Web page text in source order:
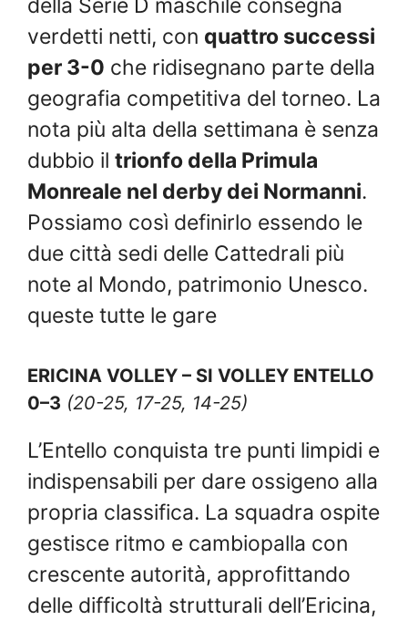
verdetti netti, con quattro successi
per 3-0 che ridisegnano parte della
geografia competitiva del torneo. La
nota più alta della settimana è senza
dubbio il trionfo della Primula
Monreale nel derby dei Normanni.
Possiamo così definirlo essendo le
due città sedi delle Cattedrali più
note al Mondo, patrimonio Unesco.
queste tutte le gare
ERICINA VOLLEY – SI VOLLEY ENTELLO
0–3 (20-25, 17-25, 14-25)
L’Entello conquista tre punti limpidi e
indispensabili per dare ossigeno alla
propria classifica. La squadra ospite
gestisce ritmo e cambiopalla con
crescente autorità, approfittando
delle difficoltà strutturali dell’Ericina,